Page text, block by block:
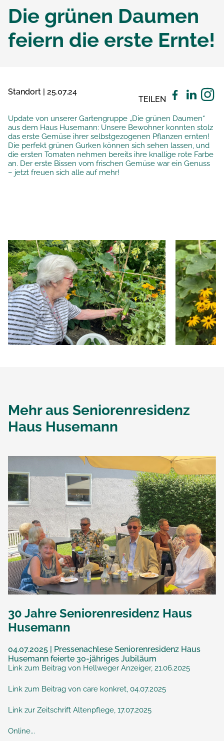
Die grünen Daumen
feiern die erste Ernte!
Standort | 25.07.24
TEILEN
Update von unserer Gartengruppe „Die grünen Daumen“
aus dem Haus Husemann: Unsere Bewohner konnten stolz
das erste Gemüse ihrer selbstgezogenen Pflanzen ernten!
Die perfekt grünen Gurken können sich sehen lassen, und
die ersten Tomaten nehmen bereits ihre knallige rote Farbe
an. Der erste Bissen vom frischen Gemüse war ein Genuss
– jetzt freuen sich alle auf mehr!
Mehr aus Seniorenresidenz
Haus Husemann
30 Jahre Seniorenresidenz Haus
Husemann
04.07.2025 | Pressenachlese Seniorenresidenz Haus
Husemann feierte 30-jähriges Jubiläum
Link zum Beitrag von Hellweger Anzeiger, 21.06.2025
Link zum Beitrag von care konkret, 04.07.2025
Link zur Zeitschrift Altenpflege, 17.07.2025
Online...